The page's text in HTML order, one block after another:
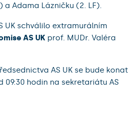
a Adama Lázničku (2. LF).
UK schválilo extramurálním
AS UK prof. MUDr. Valéra
AS UK se bude konat
09:30 hodin na sekretariátu AS